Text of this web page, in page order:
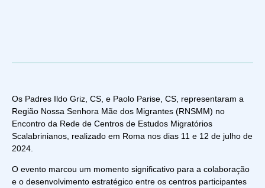
Os Padres Ildo Griz, CS, e Paolo Parise, CS, representaram a
Região Nossa Senhora Mãe dos Migrantes (RNSMM) no
Encontro da Rede de Centros de Estudos Migratórios
Scalabrinianos, realizado em Roma nos dias 11 e 12 de julho de
2024.
O evento marcou um momento significativo para a colaboração
e o desenvolvimento estratégico entre os centros participantes